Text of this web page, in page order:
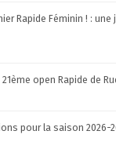
Rapide Féminin ! :
open Rapide de
pour la saison 2026-